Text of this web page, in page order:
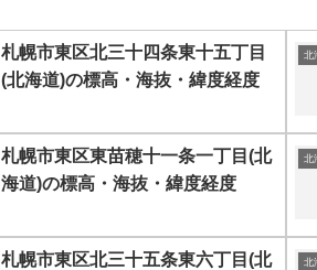
札幌市東区北三十四条東十五丁目
(北海道)の標高・海抜・緯度経度
札幌市東区東苗穂十一条一丁目(北
海道)の標高・海抜・緯度経度
札幌市東区北三十五条東六丁目(北